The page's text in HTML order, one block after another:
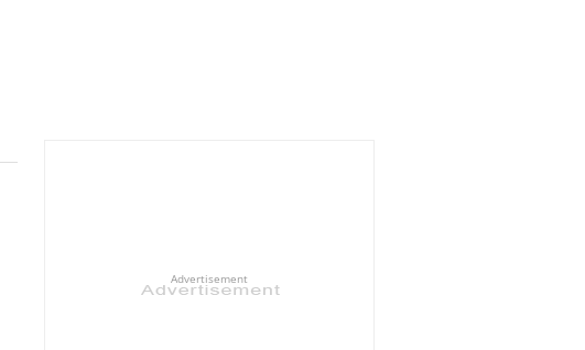
Advertisement